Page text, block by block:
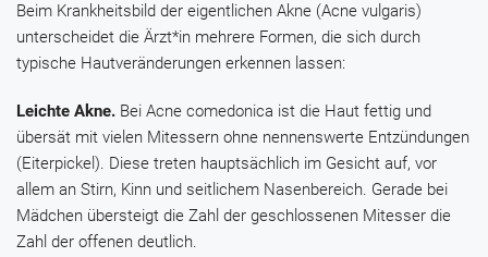
Beim Krankheitsbild der eigentlichen Akne (Acne vulgaris)
unterscheidet die Ärzt*in mehrere Formen, die sich durch
typische Hautveränderungen erkennen lassen:
Leichte Akne. Bei Acne comedonica ist die Haut fettig und
übersät mit vielen Mitessern ohne nennenswerte Entzündungen
(Eiterpickel). Diese treten hauptsächlich im Gesicht auf, vor
allem an Stirn, Kinn und seitlichem Nasenbereich. Gerade bei
Mädchen übersteigt die Zahl der geschlossenen Mitesser die
Zahl der offenen deutlich.